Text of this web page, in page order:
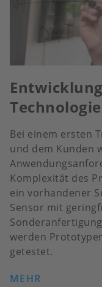
Bei einem ersten
und dem Kunden
Komplexität des
ein vorhandener
Sensor mit
werden
getestet.
MEHR